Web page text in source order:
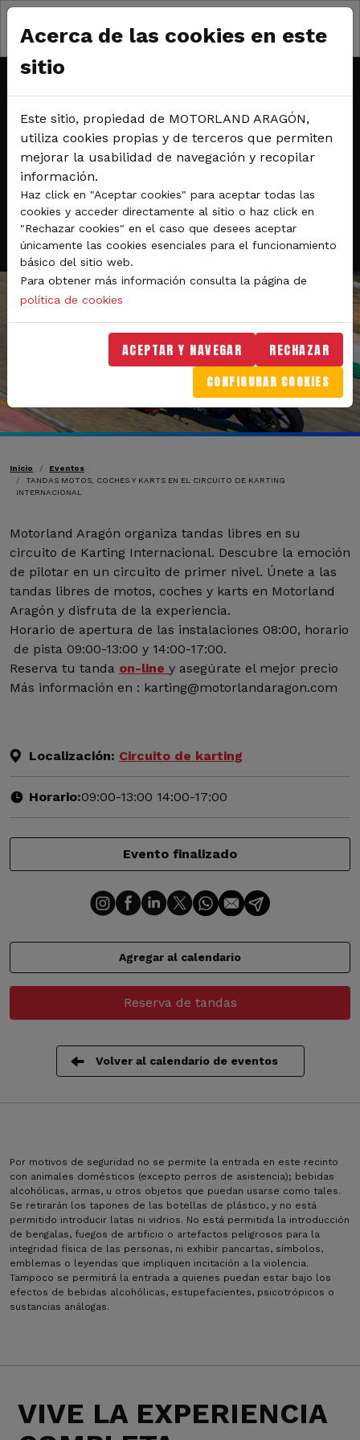
Pasar al contenido principal
Circuito de karting
TANDAS MOTOS, COCHES Y
KARTS EN EL CIRCUITO DE
KARTING INTERNACIONAL
RESERVA DE TANDAS
Inicio
Eventos
TANDAS MOTOS, COCHES Y KARTS EN EL CIRCUITO DE KARTING
INTERNACIONAL
Motorland Aragón organiza tandas libres en su
circuito de Karting Internacional. Descubre la emoción
de pilotar en un circuito de primer nivel. Únete a las
tandas libres de motos, coches y karts en Motorland
Aragón y disfruta de la experiencia.
Horario de apertura de las instalaciones 08:00, horario
de pista 09:00-13:00 y 14:00-17:00.
Reserva tu tanda on-line y asegúrate el mejor precio
Más información en : karting@motorlandaragon.com
Localización: Circuito de karting
Horario:09:00-13:00 14:00-17:00
Evento finalizado
Agregar al calendario
Reserva de tandas
Volver al calendario de eventos
Por motivos de seguridad no se permite la entrada en este recinto
con animales domésticos (excepto perros de asistencia); bebidas
alcohólicas, armas, u otros objetos que puedan usarse como tales.
Se retirarán los tapones de las botellas de plástico, y no está
permitido introducir latas ni vidrios. No está permitida la introducción
de bengalas, fuegos de artificio o artefactos peligrosos para la
integridad física de las personas, ni exhibir pancartas, símbolos,
emblemas o leyendas que impliquen incitación a la violencia.
Tampoco se permitirá la entrada a quienes puedan estar bajo los
efectos de bebidas alcohólicas, estupefacientes, psicotrópicos o
sustancias análogas.
VIVE LA EXPERIENCIA
Acerca de las cookies en este
sitio
Este sitio, propiedad de MOTORLAND ARAGÓN,
utiliza cookies propias y de terceros que permiten
mejorar la usabilidad de navegación y recopilar
información.
Haz click en "Aceptar cookies" para aceptar todas las
cookies y acceder directamente al sitio o haz click en
"Rechazar cookies" en el caso que desees aceptar
únicamente las cookies esenciales para el funcionamiento
básico del sitio web.
Para obtener más información consulta la página de
política de cookies
ACEPTAR Y NAVEGAR RECHAZAR
CONFIGURAR COOKIES